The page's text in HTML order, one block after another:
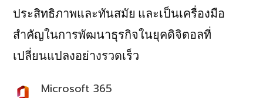
ประสิทธิภาพและทันสมัย และเป็นเครื่องมือ
สำคัญในการพัฒนาธุรกิจในยุคดิจิตอลที่
เปลี่ยนแปลงอย่างรวดเร็ว
Microsoft 365